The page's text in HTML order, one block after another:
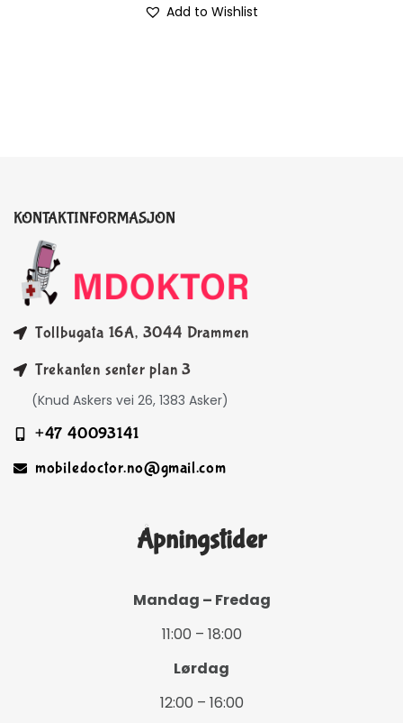
Add to Wishlist
KONTAKTINFORMASJON
Tollbugata 16A, 3044 Drammen
Trekanten senter plan 3
(Knud Askers vei 26, 1383 Asker)
+47 40093141
mobiledoctor.no@gmail.com
Åpningstider
Mandag – Fredag
11:00 – 18:00
Lørdag
12:00 – 16:00